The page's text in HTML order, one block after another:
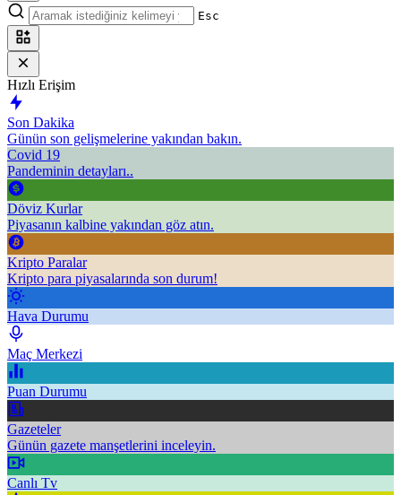
Esc
Hızlı Erişim
Son Dakika
Günün son gelişmelerine yakından bakın.
Covid 19
Pandeminin detayları..
Döviz Kurlar
Piyasanın kalbine yakından göz atın.
Kripto Paralar
Kripto para piyasalarında son durum!
Hava Durumu
Maç Merkezi
Puan Durumu
Gazeteler
Günün gazete manşetlerini inceleyin.
Canlı Tv